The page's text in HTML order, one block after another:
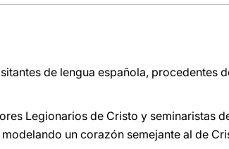
de lengua española, procedentes
Legionarios de Cristo y seminaristas
un corazón semejante al de